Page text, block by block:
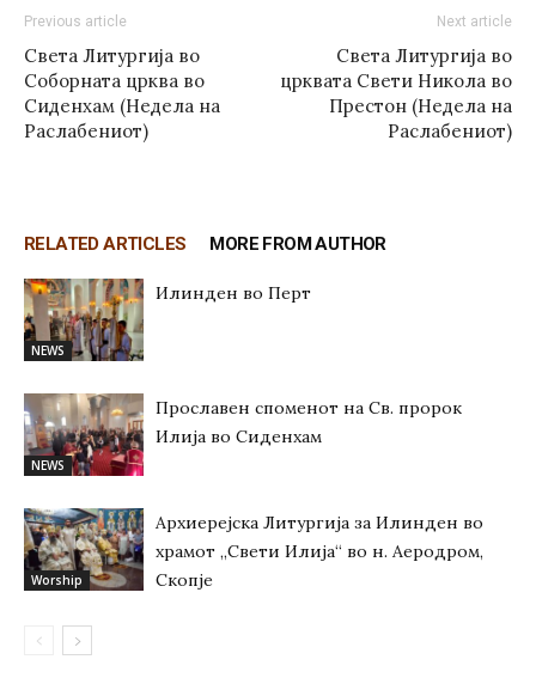
Previous article
Света Литургија во
Соборната црква во
Сиденхам (Недела на
Раслабениот)
Next article
Света Литургија во
црквата Свети Никола во
Престон (Недела на
Раслабениот)
RELATED ARTICLES MORE FROM AUTHOR
NEWS
Илинден во Перт
NEWS
Прославен споменот на Св. пророк
Илија во Сиденхам
Worship
Архиерејска Литургија за Илинден во
храмот „Свети Илија“ во н. Аеродром,
Скопје